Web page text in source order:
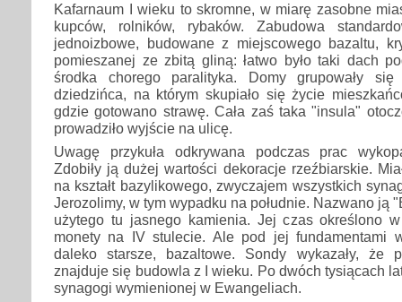
Kafarnaum I wieku to skromne, w miarę zasobne
kupców, rolników, rybaków. Zabudowa
jednoizbowe, budowane z miejscowego bazaltu,
pomieszanej ze zbitą gliną: łatwo było taki dach
środka chorego paralityka. Domy grupowały się
dziedzińca, na którym skupiało się życie
gdzie gotowano strawę. Cała zaś taka "insula"
prowadziło wyjście na ulicę.
Uwagę przykuła odkrywana podczas prac
Zdobiły ją dużej wartości dekoracje rzeźbiarskie.
na kształt bazylikowego, zwyczajem wszystkich
Jerozolimy, w tym wypadku na południe. Nazwano ją
użytego tu jasnego kamienia. Jej czas określono
monety na IV stulecie. Ale pod jej fundamentami
daleko starsze, bazaltowe. Sondy wykazały, że
znajduje się budowla z I wieku. Po dwóch tysiącach
synagogi wymienionej w Ewangeliach.